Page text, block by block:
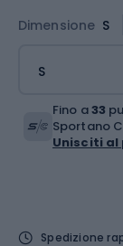
Dimensione S
S
Fino a33
Sportano
Unisciti al
Spedizione